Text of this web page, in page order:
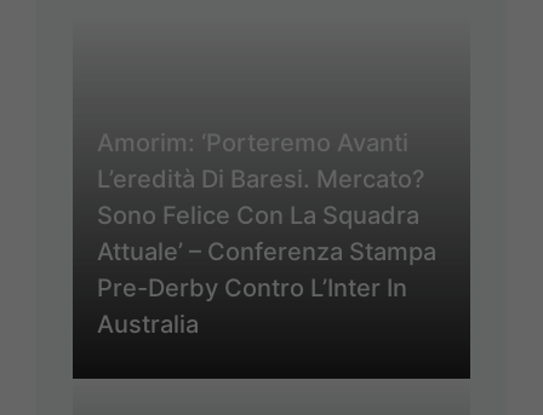
Amorim: ‘Porteremo Avanti
L’eredità Di Baresi. Mercato?
Sono Felice Con La Squadra
Attuale’ – Conferenza Stampa
Pre-Derby Contro L’Inter In
Australia